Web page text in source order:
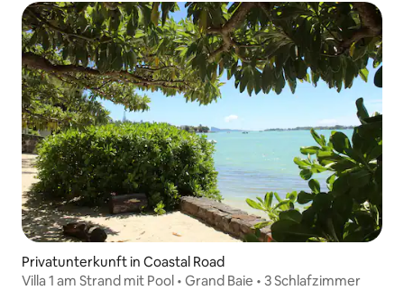
Privatunterkunft in Coastal Road
Villa 1 am Strand mit Pool • Grand Baie • 3 Schlafzimmer